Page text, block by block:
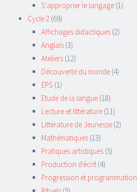
S'approprier le langage (1)
Cycle 2 (69)
Affichages didactiques (2)
Anglais (3)
Ateliers (12)
Découverte du monde (4)
EPS (1)
Etude de la langue (18)
Lecture et littérature (11)
Littérature de Jeunesse (2)
Mathématiques (13)
Pratiques artistiques (5)
Production d'écrit (4)
Progression et programmation